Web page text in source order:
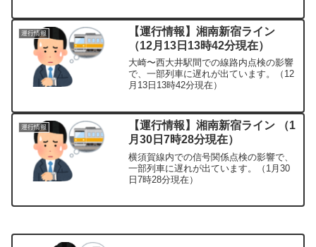
運行情報
【運行情報】湘南新宿ライン
（12月13日13時42分現在）
大崎〜西大井駅間での線路内点検の影響
で、一部列車に遅れが出ています。（12
月13日13時42分現在）
運行情報
【運行情報】湘南新宿ライン （1
月30日7時28分現在）
横須賀線内での信号関係点検の影響で、
一部列車に遅れが出ています。（1月30
日7時28分現在）